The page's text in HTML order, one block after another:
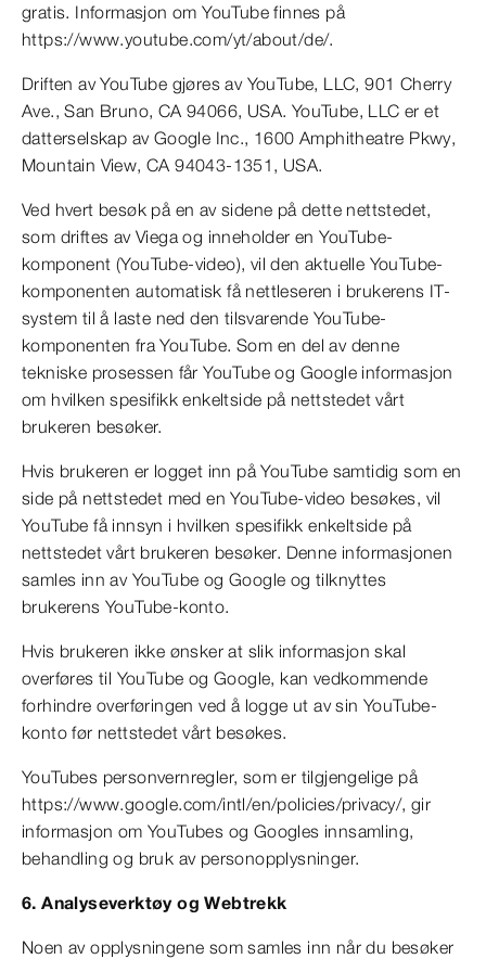
gratis. Informasjon om YouTube finnes på
https://www.youtube.com/yt/about/de/.
Driften av YouTube gjøres av YouTube, LLC, 901 Cherry
Ave., San Bruno, CA 94066, USA. YouTube, LLC er et
datterselskap av Google Inc., 1600 Amphitheatre Pkwy,
Mountain View, CA 94043-1351, USA.
Ved hvert besøk på en av sidene på dette nettstedet,
som driftes av Viega og inneholder en YouTube-
komponent (YouTube-video), vil den aktuelle YouTube-
komponenten automatisk få nettleseren i brukerens IT-
system til å laste ned den tilsvarende YouTube-
komponenten fra YouTube. Som en del av denne
tekniske prosessen får YouTube og Google informasjon
om hvilken spesifikk enkeltside på nettstedet vårt
brukeren besøker.
Hvis brukeren er logget inn på YouTube samtidig som en
side på nettstedet med en YouTube-video besøkes, vil
YouTube få innsyn i hvilken spesifikk enkeltside på
nettstedet vårt brukeren besøker. Denne informasjonen
samles inn av YouTube og Google og tilknyttes
brukerens YouTube-konto.
Hvis brukeren ikke ønsker at slik informasjon skal
overføres til YouTube og Google, kan vedkommende
forhindre overføringen ved å logge ut av sin YouTube-
konto før nettstedet vårt besøkes.
YouTubes personvernregler, som er tilgjengelige på
https://www.google.com/intl/en/policies/privacy/, gir
informasjon om YouTubes og Googles innsamling,
behandling og bruk av personopplysninger.
6. Analyseverktøy og Webtrekk
Noen av opplysningene som samles inn når du besøker